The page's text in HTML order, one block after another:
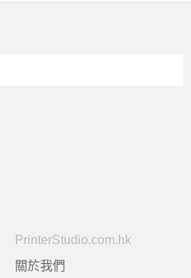
PrinterStudio.com.hk
關於我們